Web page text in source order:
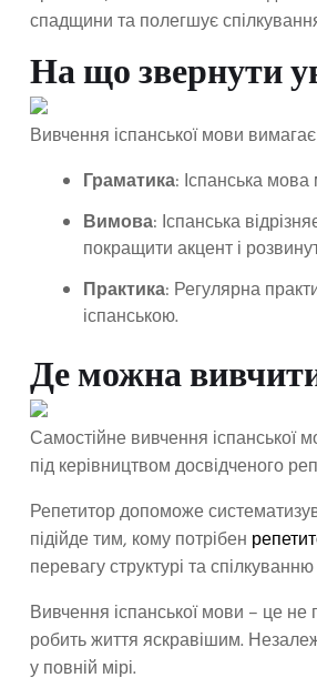
спадщини та полегшує
На що звернути
Вивчення іспанської мови
Граматика: Іспанська
Вимова: Іспанська
покращити акцент і
Практика: Регулярна
іспанською.
Де можна
Самостійне вивчення
під керівництвом досвідченого
Репетитор допоможе
підійде тим, кому потрібен
перевагу структурі та
Вивчення іспанської мови – це
робить життя яскравішим.
у повній мірі.